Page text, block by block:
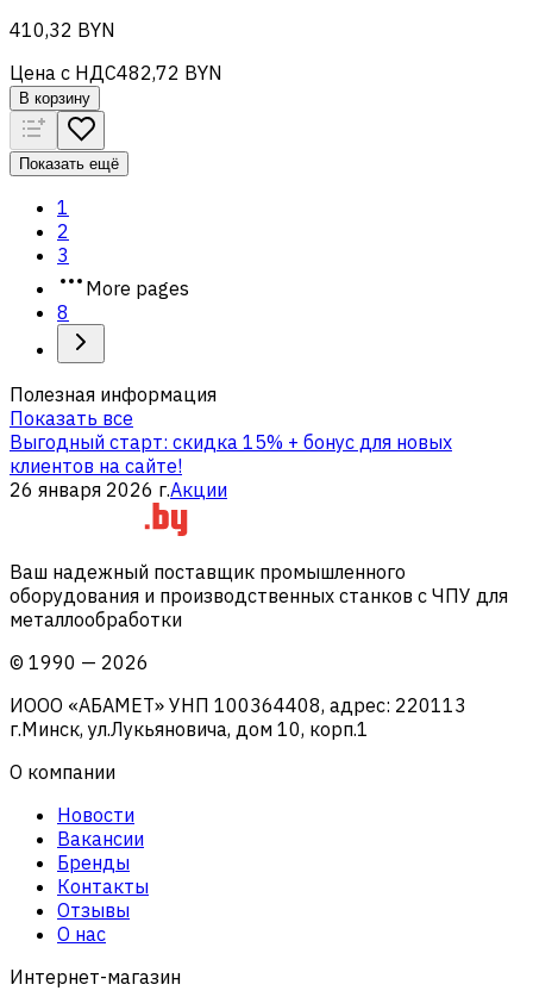
410,32 BYN
Цена с НДС482,72 BYN
В корзину
Показать ещё
1
2
3
More pages
8
Полезная информация
Показать все
Выгодный старт: скидка 15% + бонус для новых
клиентов на сайте!
26 января 2026 г.Акции
Ваш надежный поставщик промышленного
оборудования и производственных станков с ЧПУ для
металлообработки
© 1990 — 2026
ИООО «АБАМЕТ» УНП 100364408, адрес: 220113
г.Минск, ул.Лукьяновича, дом 10, корп.1
О компании
Новости
Вакансии
Бренды
Контакты
Отзывы
О нас
Интернет-магазин